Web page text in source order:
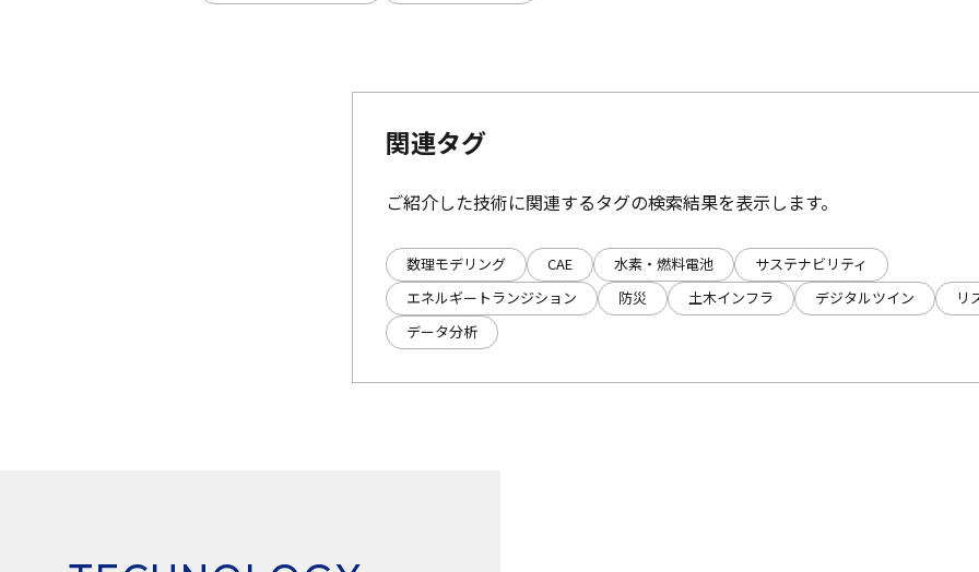
関連タグ
ご紹介した技術に関連するタグの検索結果を表示します。
数理モデリング CAE 水素・燃料電池
サステナビリティ
エネルギートランジション
防災 土木インフラ デジタルツイン
リ
データ分析